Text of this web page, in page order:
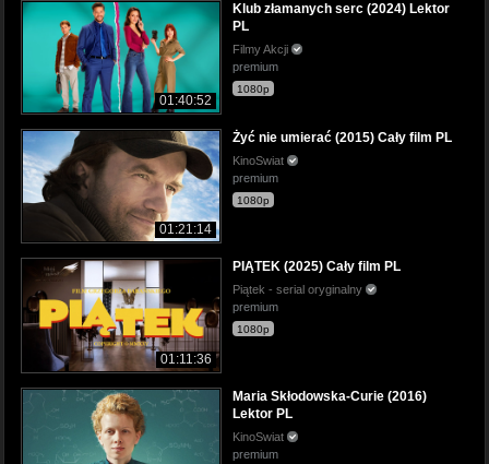
01:40:52
Klub złamanych serc (2024) Lektor
PL
Filmy Akcji
premium
1080p
01:21:14
Żyć nie umierać (2015) Cały film PL
KinoSwiat
premium
1080p
01:11:36
PIĄTEK (2025) Cały film PL
Piątek - serial oryginalny
premium
1080p
Maria Skłodowska-Curie (2016)
Lektor PL
KinoSwiat
premium